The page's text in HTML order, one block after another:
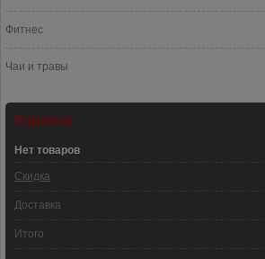
Фитнес
Чаи и травы
Корзина
Нет товаров
Скидка
Доставка
Итого